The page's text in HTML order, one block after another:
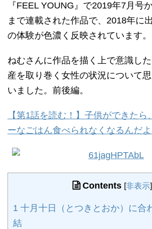
『FEEL YOUNG』で2019年7月号
まで連載された作品で、2018年に
の体験が色濃く反映されています。
ねむさんに作品を描く上で意識し
産を取り巻く女性の状況について
いました。前後編。
【第1話を読む！】子供ができたら
ーなごはん食べられなくなるんだよ
Contents [非表示]
1 十月十日（とつきとおか）に合
結